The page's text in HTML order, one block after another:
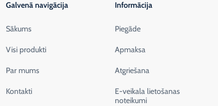
Galvenā navigācija
Sākums
Visi produkti
Par mums
Kontakti
Informācija
Piegāde
Apmaksa
Atgriešana
E-veikala lietošanas
noteikumi